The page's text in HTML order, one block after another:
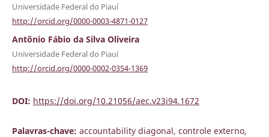
Universidade Federal do Piauí
http://orcid.org/0000-0003-4871-0127
Antônio Fábio da Silva Oliveira
Universidade Federal do Piauí
http://orcid.org/0000-0002-0354-1369
DOI: https://doi.org/10.21056/aec.v23i94.1672
Palavras-chave: accountability diagonal, controle externo,